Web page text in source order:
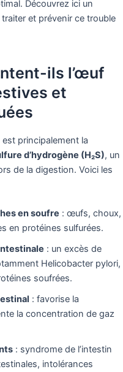
Découvrez ici un
et prévenir ce trouble
ils l’œuf
et
principalement la
d’hydrogène (H₂S), un
de la digestion. Voici les
en soufre : œufs, choux,
en protéines sulfurées.
: un excès de
Helicobacter pylori,
soufrées.
: favorise la
la concentration de gaz
: syndrome de l’intestin
intolérances